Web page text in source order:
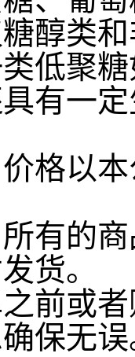
醇类
低聚
有一
格以
有的
货。
前或
保无